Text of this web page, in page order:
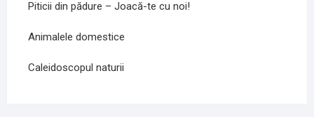
Piticii din pădure – Joacă-te cu noi!
Animalele domestice
Caleidoscopul naturii